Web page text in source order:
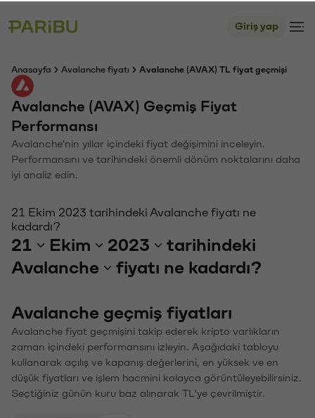
Giriş yap
Anasayfa Avalanche fiyatı Avalanche (AVAX) TL fiyat geçmişi
Avalanche (AVAX) Geçmiş Fiyat
Performansı
Avalanche'nin yıllar içindeki fiyat değişimini inceleyin.
Performansını ve tarihindeki önemli dönüm noktalarını daha
iyi analiz edin.
21 Ekim 2023 tarihindeki Avalanche fiyatı ne
kadardı?
21 Ekim 2023
tarihindeki
Avalanche
fiyatı ne kadardı?
Avalanche geçmiş fiyatları
Avalanche fiyat geçmişini takip ederek kripto varlıkların
zaman içindeki performansını izleyin. Aşağıdaki tabloyu
kullanarak açılış ve kapanış değerlerini, en yüksek ve en
düşük fiyatları ve işlem hacmini kolayca görüntüleyebilirsiniz.
Seçtiğiniz günün kuru baz alınarak TL'ye çevrilmiştir.